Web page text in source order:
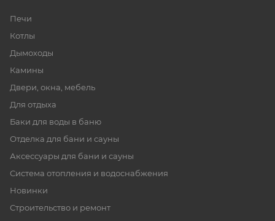
Печи
Котлы
Дымоходы
Камины
Двери, окна, мебель
Для отдыха
Баки для воды в баню
Отделка для бани и сауны
Аксессуары для бани и сауны
Система отопления и водоснабжения
Новинки
Строительство и ремонт